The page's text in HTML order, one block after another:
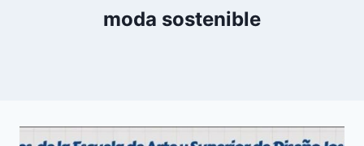
moda sostenible